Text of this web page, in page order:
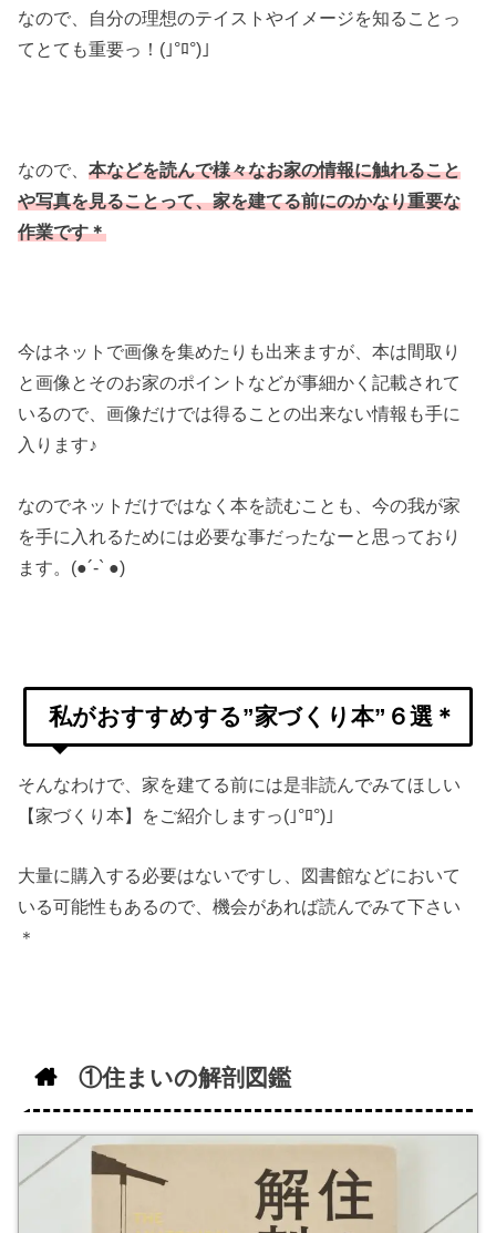
なので、自分の理想のテイストやイメージを知ることっ
てとても重要っ！(｣°ﾛ°)｣
なので、本などを読んで様々なお家の情報に触れること
や写真を見ることって、家を建てる前にのかなり重要な
作業です＊
今はネットで画像を集めたりも出来ますが、本は間取り
と画像とそのお家のポイントなどが事細かく記載されて
いるので、画像だけでは得ることの出来ない情報も手に
入ります♪
なのでネットだけではなく本を読むことも、今の我が家
を手に入れるためには必要な事だったなーと思っており
ます。(●︎´-` ●︎)
私がおすすめする”家づくり本”６選＊
そんなわけで、家を建てる前には是非読んでみてほしい
【家づくり本】をご紹介しますっ(｣°ﾛ°)｣
大量に購入する必要はないですし、図書館などにおいて
いる可能性もあるので、機会があれば読んでみて下さい
＊
①住まいの解剖図鑑